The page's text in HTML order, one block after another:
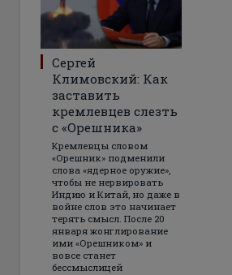
Сергей
Климовский: Как
заставить
кремлевцев слезть
с «Орешника»
Кремлевцы словом
«Орешник» подменили
слова «ядерное оружие»,
чтобы не нервировать
Индию и Китай, но даже в
войне слов это начинает
терять смысл. После 20
января жонглирование
ими «Орешником» и
вовсе станет
бессмыслицей